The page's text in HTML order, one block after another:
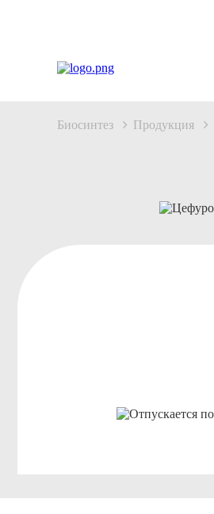
Биосинтез Продукция